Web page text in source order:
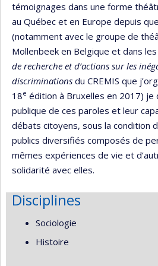
témoignages dans une forme
au Québec et en Europe depuis
(notamment avec le groupe de
Mollenbeek en Belgique et dans
de recherche et d’actions sur les
discriminations du CREMIS que
18e édition à Bruxelles en 2017) je
publique de ces paroles et leur
débats citoyens, sous la condition
publics diversifiés composés de
mêmes expériences de vie et
solidarité avec elles.
Disciplines
Sociologie
Histoire